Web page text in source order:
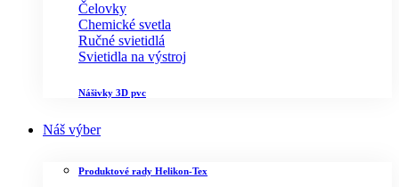
Čelovky
Chemické svetla
Ručné svietidlá
Svietidla na výstroj
Nášivky 3D pvc
Náš výber
Produktové rady Helikon-Tex